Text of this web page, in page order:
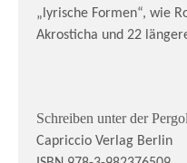
„lyrische Formen“, wie
Akrosticha und 22
Schreiben unter der
Capriccio Verlag Berlin